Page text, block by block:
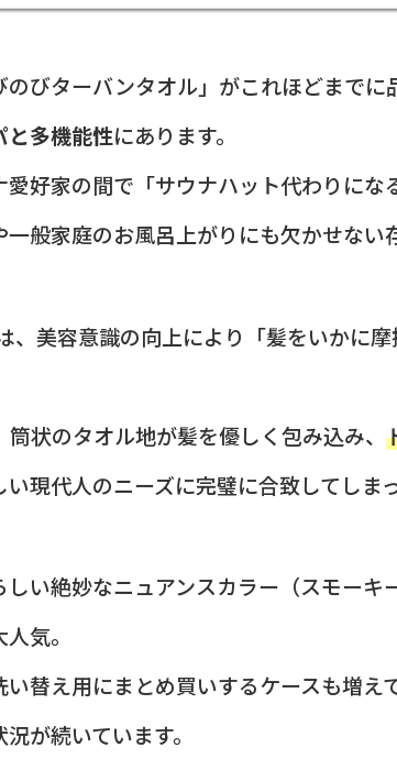
びターバンタオル」がこれほどまでに
と多機能性にあります。
愛好家の間で「サウナハット代わりに
般家庭のお風呂上がりにも欠かせない
、美容意識の向上により「髪をいかに
状のタオル地が髪を優しく包み込み、
い現代人のニーズに完璧に合致してしま
しい絶妙なニュアンスカラー（スモー
気。
替え用にまとめ買いするケースも増え
が続いています。